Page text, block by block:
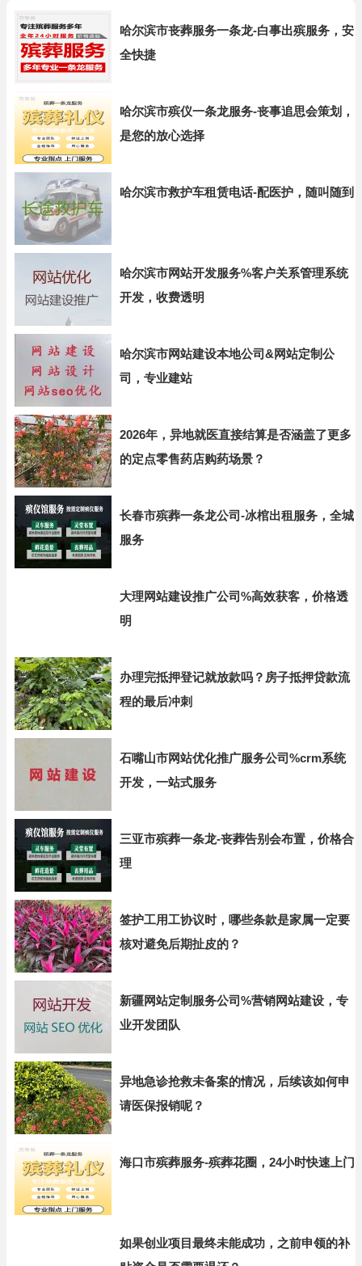
哈尔滨市丧葬服务一条龙-白事出殡服务，安
全快捷
哈尔滨市殡仪一条龙服务-丧事追思会策划，
是您的放心选择
哈尔滨市救护车租赁电话-配医护，随叫随到
哈尔滨市网站开发服务%客户关系管理系统
开发，收费透明
哈尔滨市网站建设本地公司&网站定制公
司，专业建站
2026年，异地就医直接结算是否涵盖了更多
的定点零售药店购药场景？
长春市殡葬一条龙公司-冰棺出租服务，全城
服务
大理网站建设推广公司%高效获客，价格透
明
办理完抵押登记就放款吗？房子抵押贷款流
程的最后冲刺
石嘴山市网站优化推广服务公司%crm系统
开发，一站式服务
三亚市殡葬一条龙-丧葬告别会布置，价格合
理
签护工用工协议时，哪些条款是家属一定要
核对避免后期扯皮的？
新疆网站定制服务公司%营销网站建设，专
业开发团队
异地急诊抢救未备案的情况，后续该如何申
请医保报销呢？
海口市殡葬服务-殡葬花圈，24小时快速上门
如果创业项目最终未能成功，之前申领的补